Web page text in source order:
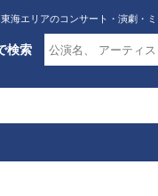
海エリアのコンサート・演劇・
検索